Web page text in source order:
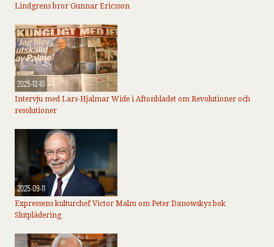
Lindgrens bror Gunnar Ericsson
2025-12-10
Intervju med Lars-Hjalmar Wide i Aftonbladet om Revolutioner och
resolutioner
2025-09-11
Expressens kulturchef Victor Malm om Peter Danowskys bok
Slutplädering